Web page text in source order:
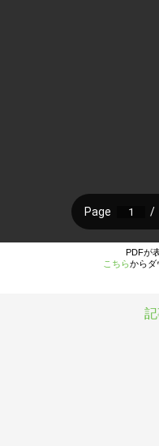
PDFが
こちらからダ